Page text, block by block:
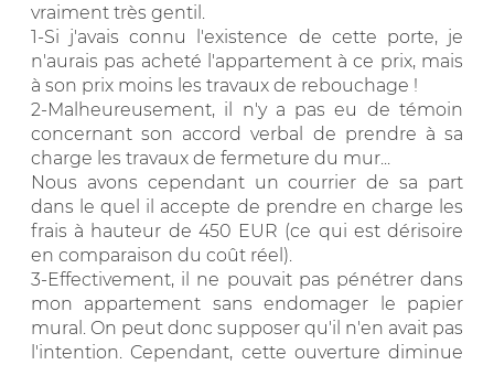
vraiment très gentil.
1-Si j'avais connu l'existence de cette porte, je
n'aurais pas acheté l'appartement à ce prix, mais
à son prix moins les travaux de rebouchage !
2-Malheureusement, il n'y a pas eu de témoin
concernant son accord verbal de prendre à sa
charge les travaux de fermeture du mur...
Nous avons cependant un courrier de sa part
dans le quel il accepte de prendre en charge les
frais à hauteur de 450 EUR (ce qui est dérisoire
en comparaison du coût réel).
3-Effectivement, il ne pouvait pas pénétrer dans
mon appartement sans endomager le papier
mural. On peut donc supposer qu'il n'en avait pas
l'intention. Cependant, cette ouverture diminue